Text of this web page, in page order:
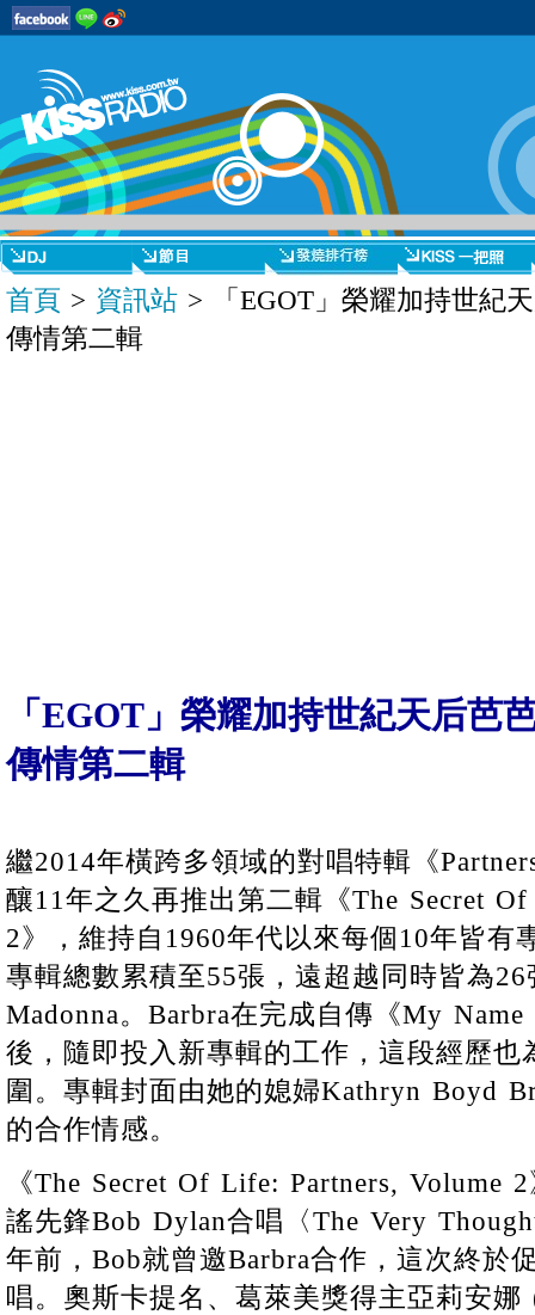
首頁 > 資訊站 > 「EGOT」榮耀加持世紀
傳情第二輯
「EGOT」榮耀加持世紀天后芭
傳情第二輯
繼2014年橫跨多領域的對唱特輯《
釀11年之久再推出第二輯《The Secret
2》，維持自1960年代以來每個10年皆有
專輯總數累積至55張，遠超越同時皆為
Madonna。Barbra在完成自傳《My
後，隨即投入新專輯的工作，這段經歷也
圍。專輯封面由她的媳婦Kathryn Boyd
的合作情感。
《The Secret Of Life: Partners, Volume
謠先鋒Bob Dylan合唱〈The Very
年前，Bob就曾邀Barbra合作，這次終於
唱。奧斯卡提名、葛萊美獎得主亞莉安